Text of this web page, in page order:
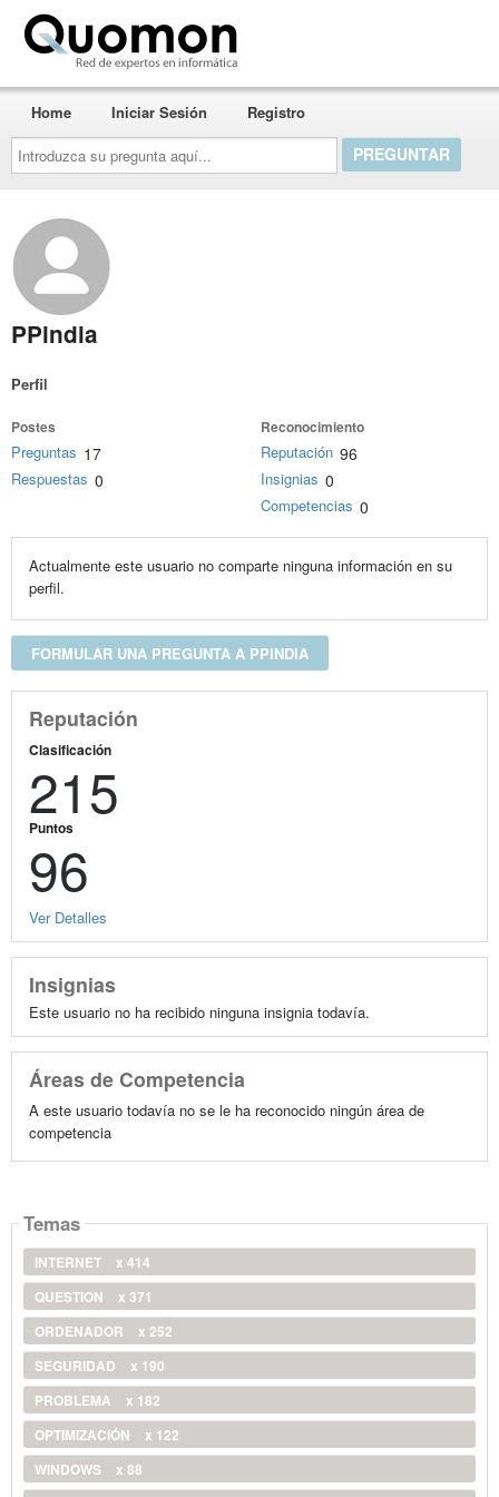
Introduzca
su
pregunta
aquí...
Home Iniciar Sesión Registro
PPindia
Perfil
Postes
Preguntas 17
Respuestas 0
Reconocimiento
Reputación 96
Insignias 0
Competencias 0
Actualmente este usuario no comparte ninguna información en su
perfil.
FORMULAR UNA PREGUNTA A PPINDIA
Reputación
Clasificación
215
Puntos
96
Ver Detalles
Insignias
Este usuario no ha recibido ninguna insignia todavía.
Áreas de Competencia
A este usuario todavía no se le ha reconocido ningún área de
competencia
Temas
INTERNET
x 414
QUESTION
x 371
ORDENADOR
x 252
SEGURIDAD
x 190
PROBLEMA
x 182
OPTIMIZACIÓN
x 122
WINDOWS
x 88